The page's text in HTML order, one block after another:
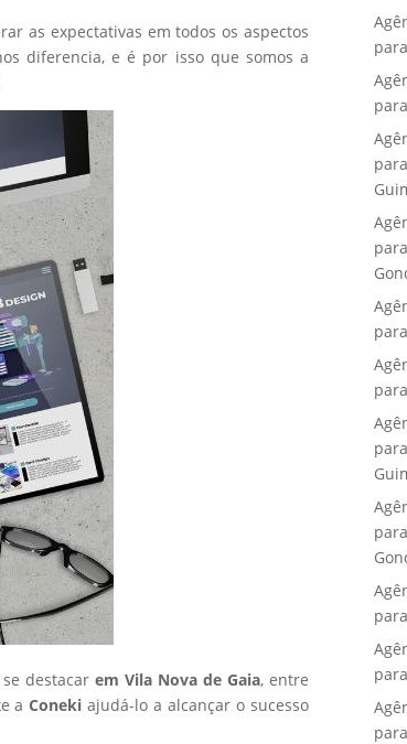
as expectativas em todos os aspectos
diferencia, e é por isso que somos a
se destacarem Vila Nova de Gaia, entre
aConeki ajudá-lo a alcançar o sucesso